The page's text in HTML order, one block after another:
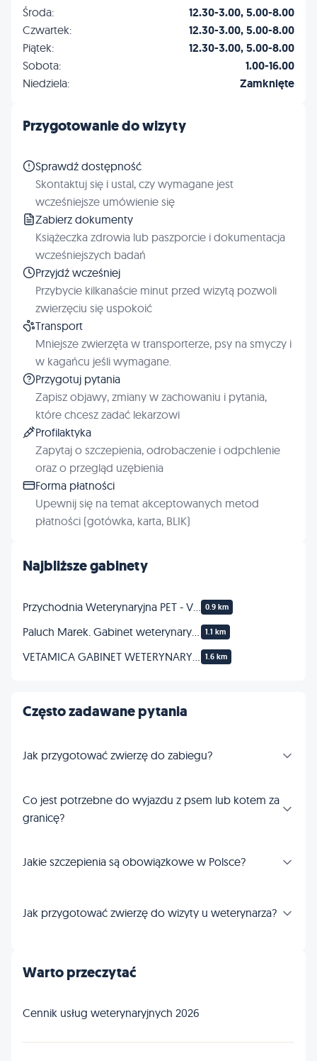
Najbliższe gabinety
0.9 km
1.1 km
1.6 km
Często zadawane pytania
Jak przygotować zwierzę do zabiegu?
Co jest potrzebne do wyjazdu z psem lub kotem za
granicę?
Jakie szczepienia są obowiązkowe w Polsce?
Jak przygotować zwierzę do wizyty u weterynarza?
Środa: 12.30-3.00, 5.00-8.00
Czwartek: 12.30-3.00, 5.00-8.00
Piątek: 12.30-3.00, 5.00-8.00
Sobota: 1.00-16.00
Niedziela: Zamknięte
Przygotowanie do wizyty
Sprawdź dostępność
Skontaktuj się i ustal, czy wymagane jest
wcześniejsze umówienie się
Zabierz dokumenty
Książeczka zdrowia lub paszporcie i dokumentacja
wcześniejszych badań
Przyjdź wcześniej
Przybycie kilkanaście minut przed wizytą pozwoli
zwierzęciu się uspokoić
Transport
Mniejsze zwierzęta w transporterze, psy na smyczy i
w kagańcu jeśli wymagane.
Przygotuj pytania
Zapisz objawy, zmiany w zachowaniu i pytania,
które chcesz zadać lekarzowi
Profilaktyka
Zapytaj o szczepienia, odrobaczenie i odpchlenie
oraz o przegląd uzębienia
Forma płatności
Upewnij się na temat akceptowanych metod
płatności (gotówka, karta, BLIK)
Warto przeczytać
Cennik usług weterynaryjnych 2026